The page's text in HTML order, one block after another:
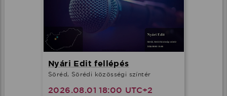
Nyári Edit fellépés
Söréd, Sörédi közösségi színtér
2026.08.01 18:00 UTC+2